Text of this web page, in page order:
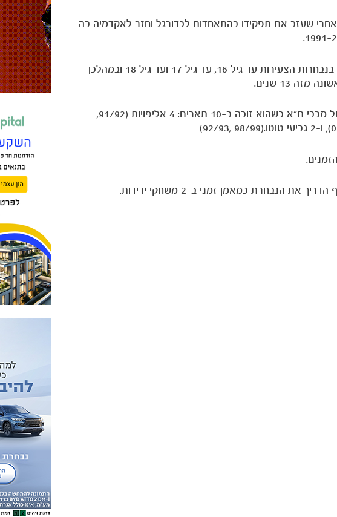
גדי ברומר מונה למנהלה המקצועי של אקדמיית הנוער במרץ 2024 אחרי שעזב את תפקידו בהתאחדות לכדורגל וחזר לאקדמיה בה
.
ב-15 שבין 2009 ל-2024 עבד ברומר בהתאחדות לכדורגל כשאימן בנבחרות הצעירות עד גיל 16, עד גיל 17 ועד גיל 18 ובמהלכן
.
את כל קריירת המשחק שלו עשה ברומר, במדים הצהובים כחולים של מכבי ת"א כשהוא זוכה ב-10 תארים: 4 אליפויות (91/92,
(92/93, 98/99).
.
.